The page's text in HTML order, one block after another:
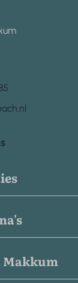
Makkum